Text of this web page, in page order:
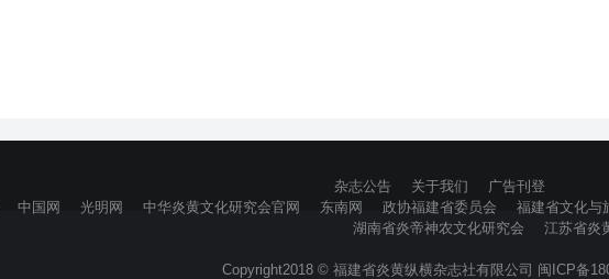
杂志公告 关于我们
广告刊登
中国网 光明网 中华炎黄文化研究会官网 东南网 政协福建省委员会 福建省文化与
湖南省炎帝神农文化研究会
江苏省炎
Copyright2018 © 福建省炎黄纵横杂志社有限公司 闽ICP备